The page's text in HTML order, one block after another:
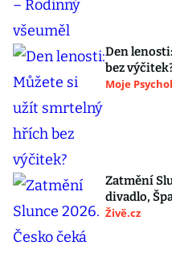
Den
bez
Moje
Zatmění
divadlo,
Živě.cz